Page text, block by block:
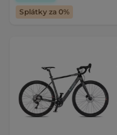
Splátky za 0%